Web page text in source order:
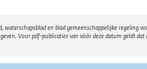
en blad gemeenschappelijke regeling
Voor pdf-publicaties van vóór deze datum geldt